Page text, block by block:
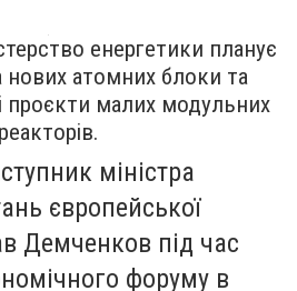
енергетики планує
нових атомних блоки та
проєкти малих модульних
реакторів.
міністра
європейської
Демченков під час
форуму в